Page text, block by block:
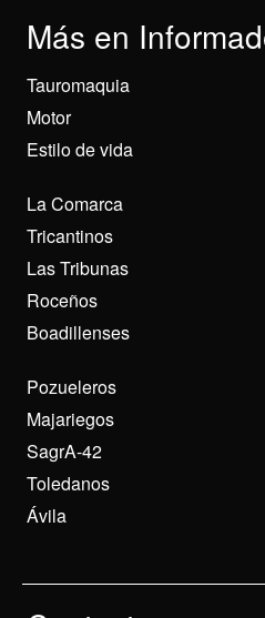
Más en
Tauromaquia
Motor
Estilo de vida
La Comarca
Tricantinos
Las Tribunas
Roceños
Boadillenses
Pozueleros
Majariegos
SagrA-42
Toledanos
Ávila